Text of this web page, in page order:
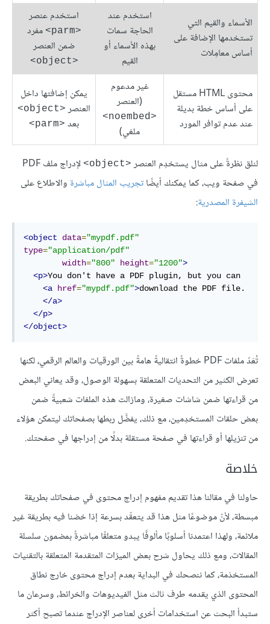
الأسماء والقيم التي
تستخدمها الإضافة على
أساس معامِلات
استخدم عند
الحاجة سمات
بهذه الأسماء أو
القيم
استخدم عنصر
<parm>
مفرد
ضمن العنصر
<object>
محتوى HTML مستقل
على أساس خطة بديلة
عند عدم توافر المورد
غير مدعوم
(العنصر
<noembed>
ملغي)
يمكن إضافتها داخل
العنصر <object>
بعد <parm>
لنلق نظرةً على مثال يستخدِم العنصر <object>
لإدراج ملف PDF
في صفحة ويب، كما يمكنك أيضًاتجريب المثال مباشرة والاطلاع على
الشيفرة المصدرية:
<object data="mypdf.pdf"
type="application/pdf"
width="800" height="1200">
<p>You don't have a PDF plugin, but you can
<a href="mypdf.pdf">download the PDF file.
</a>
</p>
</object>
تُعَدّ ملفات PDF خطوةً انتقاليةً هامةً بين الورقيات والعالم الرقمي، لكنها
تعرض الكثير من التحديات المتعلقة بسهولة الوصول، وقد يعاني البعض
من قراءتها ضمن شاشات صغيرة، ومازالت هذه الملفات شعبيةً ضمن
بعض حلقات المستخدِمين، مع ذلك، يفضَّل ربطها بصفحاتك ليتمكن هؤلاء
من تنزيلها أو قراءتها في صفحة مستقلة بدلًا من إدراجها في صفحتك.
خلاصة
حاولنا في مقالنا هذا تقديم مفهوم إدراج محتوى في صفحاتك بطريقة
مبسطة، لأنّ موضوعًا مثل هذا قد يتعقّد بسرعة إذا خضنا فيه بطريقة غير
ملائمة، ولهذا اعتمدنا أسلوبًا مألوفًا يبدو متعلقًا مباشرةً بمضمون سلسلة
المقالات، ومع ذلك يحاول شرح بعض الميزات المتقدمة المتعلقة بالتقنيات
المستخدَمة، كما ننصحك في البداية بعدم إدراج محتوى خارج نطاق
المحتوى الذي يقدمه طرف ثالث مثل الفيديوهات والخرائط، وسرعان ما
ستبدأ البحث عن استخدامات أخرى لعناصر الإدراج عندما تصبح أكثر